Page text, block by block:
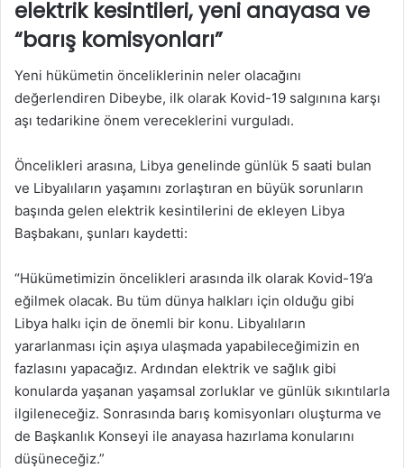
elektrik kesintileri, yeni anayasa ve
“barış komisyonları”
Yeni hükümetin önceliklerinin neler olacağını
değerlendiren Dibeybe, ilk olarak Kovid-19 salgınına karşı
aşı tedarikine önem vereceklerini vurguladı.
Öncelikleri arasına, Libya genelinde günlük 5 saati bulan
ve Libyalıların yaşamını zorlaştıran en büyük sorunların
başında gelen elektrik kesintilerini de ekleyen Libya
Başbakanı, şunları kaydetti:
“Hükümetimizin öncelikleri arasında ilk olarak Kovid-19’a
eğilmek olacak. Bu tüm dünya halkları için olduğu gibi
Libya halkı için de önemli bir konu. Libyalıların
yararlanması için aşıya ulaşmada yapabileceğimizin en
fazlasını yapacağız. Ardından elektrik ve sağlık gibi
konularda yaşanan yaşamsal zorluklar ve günlük sıkıntılarla
ilgileneceğiz. Sonrasında barış komisyonları oluşturma ve
de Başkanlık Konseyi ile anayasa hazırlama konularını
düşüneceğiz.”